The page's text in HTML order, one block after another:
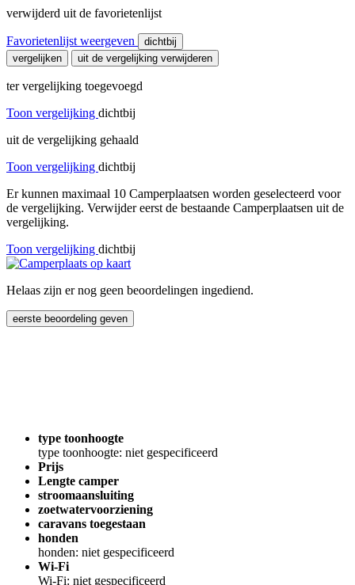
verwijderd uit de favorietenlijst
Favorietenlijst weergeven
dichtbij
vergelijken
uit de vergelijking verwijderen
ter vergelijking toegevoegd
Toon vergelijking dichtbij
uit de vergelijking gehaald
Toon vergelijking dichtbij
Er kunnen maximaal 10 Camperplaatsen worden geselecteerd voor
de vergelijking. Verwijder eerst de bestaande Camperplaatsen uit de
vergelijking.
Toon vergelijking dichtbij
Helaas zijn er nog geen beoordelingen ingediend.
eerste beoordeling geven
type toonhoogte
type toonhoogte: niet gespecificeerd
Prijs
Lengte camper
stroomaansluiting
zoetwatervoorziening
caravans toegestaan
honden
honden: niet gespecificeerd
Wi-Fi
Wi-Fi: niet gespecificeerd